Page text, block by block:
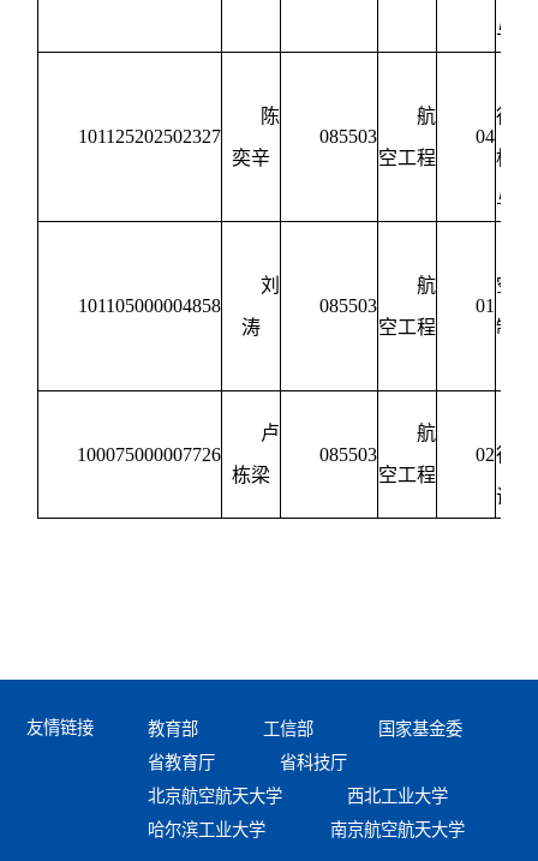
与
101125202502327
陈
奕辛
085503
航
空工程
04
行
构
与
101105000004858
刘
涛
085503
航
空工程
01
空
制
100075000007726
卢
栋梁
085503
航
空工程
02行
试
友情链接 教育部 工信部
国家基金委
省教育厅
省科技厅
北京航空航天大学
西北工业大学
哈尔滨工业大学
南京航空航天大学